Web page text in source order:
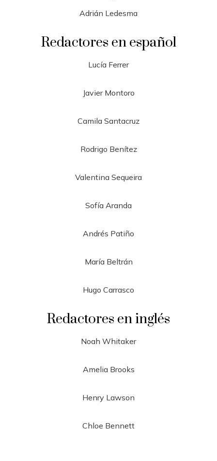
Adrián Ledesma
Redactores en español
Lucía Ferrer
Javier Montoro
Camila Santacruz
Rodrigo Benítez
Valentina Sequeira
Sofía Aranda
Andrés Patiño
María Beltrán
Hugo Carrasco
Redactores en inglés
Noah Whitaker
Amelia Brooks
Henry Lawson
Chloe Bennett